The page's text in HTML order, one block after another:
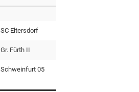
SC Eltersdorf
Gr. Fürth II
Schweinfurt 05